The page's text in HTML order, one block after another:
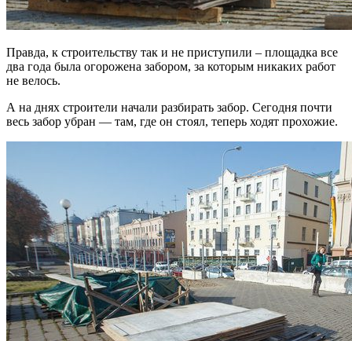
Правда, к строительству так и не приступили – площадка все
два года была огорожена забором, за которым никаких работ
не велось.
А на днях строители начали разбирать забор. Сегодня почти
весь забор убран — там, где он стоял, теперь ходят прохожие.